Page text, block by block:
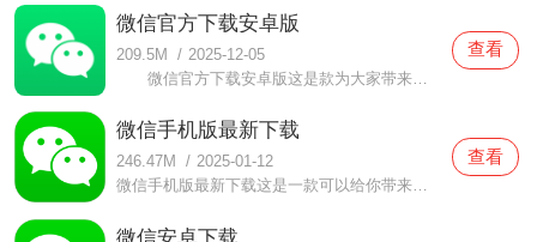
微信官方下载安卓版
209.5M / 2025-12-05
微信官方下载安卓版这是款为大家带来非常丰富好玩的体验，给与大家很多不一样的开心内容的手机聊天软件，在这的各种功能都为大家带来优质的体验，这里的各种内容都可以给与大家非常丰富的感受与体验，还可以
查看
微信手机版最新下载
246.47M / 2025-01-12
微信手机版最新下载这是一款可以给你带来最好的聊天互动内容的手机视频软件，这里有非常丰富的聊天功能以及各种有趣的资讯内容，有很多好玩的内容在这展示，大家可以自由的参与感受，而且这里的小程序非常的多，你不仅可以进行衣食住行的购买预定，还可以进行各种线上游戏
查看